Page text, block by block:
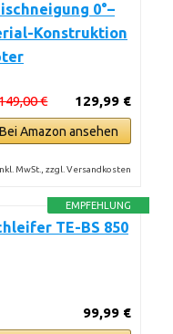
0°–
Konstruktion
129,99 €
€
Amazon ansehen
MwSt., zzgl. Versandkosten
EMPFEHLUNG
TE-BS 850
99,99 €